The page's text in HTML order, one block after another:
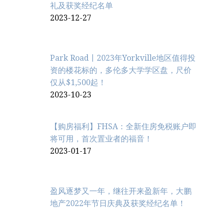
礼及获奖经纪名单
2023-12-27
Park Road丨2023年Yorkville地区值得投
资的楼花标的，多伦多大学学区盘，尺价
仅从$1,500起！
2023-10-23
【购房福利】FHSA：全新住房免税账户即
将可用，首次置业者的福音！
2023-01-17
盈风逐梦又一年，继往开来盈新年，大鹏
地产2022年节日庆典及获奖经纪名单！